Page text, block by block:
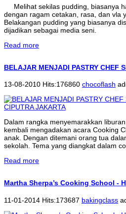
Melihat sekilas pudding, biasanya
dengan ragam cetakan, rasa, dan vla
Belakangan pudding yang biasanya
dijadikan sebagai media seni.
Read more
BELAJAR MENJADI PASTRY CHEF
13-08-2010 Hits:176860 chocoflash
Dalam rangka menyemarakkan
kembali mengadakan acara Cooking
anak. Dengan ditemani orang tua
sekolah. Tema yang diangkat dalam
Read more
Martha Sherpa’s Cooking School -
11-01-2014 Hits:173687 bakingclass